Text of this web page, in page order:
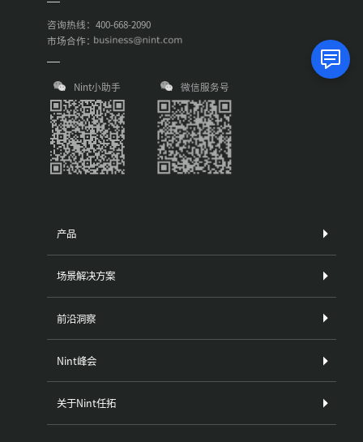
咨询热线：400-668-2090
市场合作：
Nint小助手 微信服务号
产品
场景解决方案
前沿洞察
Nint峰会
关于Nint任拓